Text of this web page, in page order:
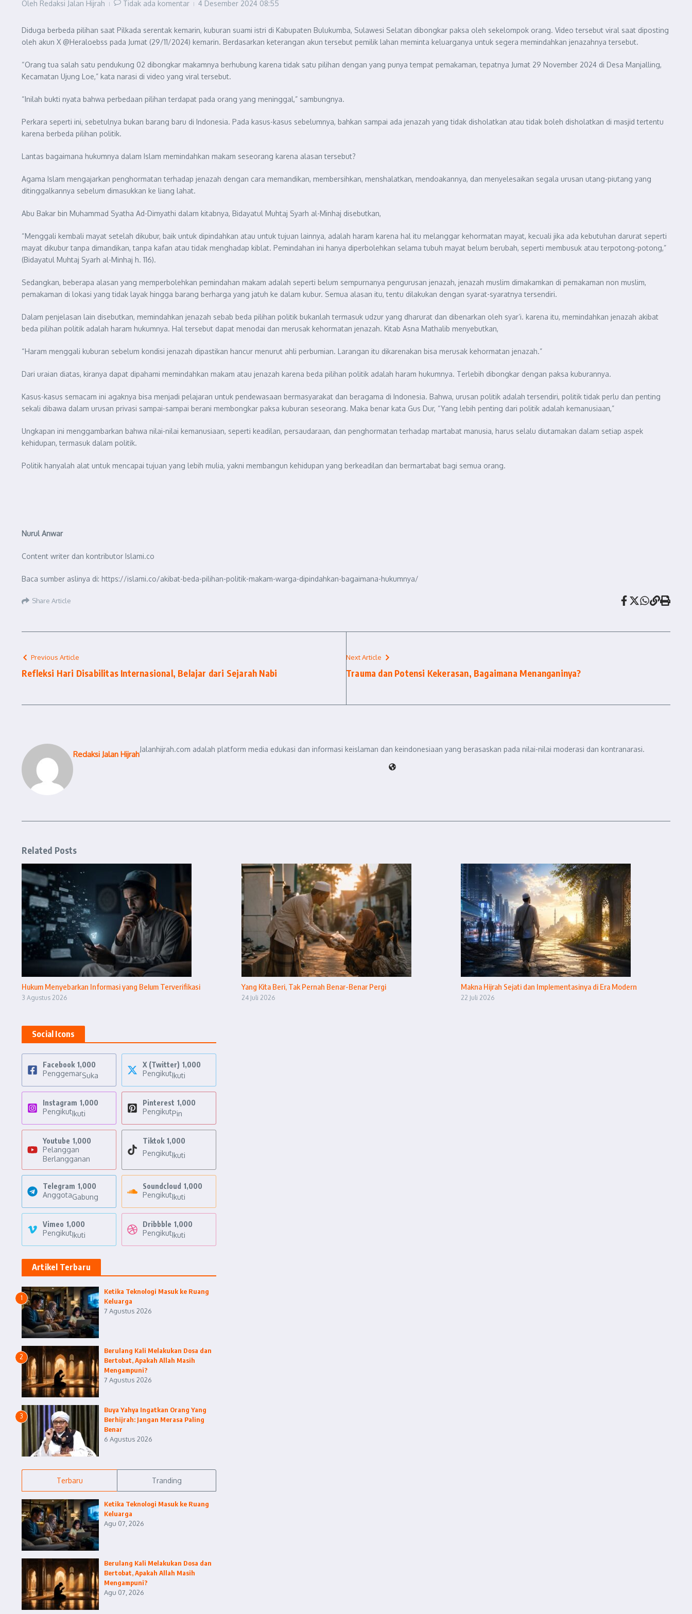
Oleh Redaksi Jalan Hijrah Tidak ada komentar 4 Desember 2024 08:55
Diduga berbeda pilihan saat Pilkada serentak kemarin, kuburan suami istri di Kabupaten Bulukumba, Sulawesi Selatan dibongkar paksa oleh sekelompok orang. Video tersebut viral saat diposting
oleh akun X @Heraloebss pada Jumat (29/11/2024) kemarin. Berdasarkan keterangan akun tersebut pemilik lahan meminta keluarganya untuk segera memindahkan jenazahnya tersebut.
“Orang tua salah satu pendukung 02 dibongkar makamnya berhubung karena tidak satu pilihan dengan yang punya tempat pemakaman, tepatnya Jumat 29 November 2024 di Desa Manjalling,
Kecamatan Ujung Loe,” kata narasi di video yang viral tersebut.
“Inilah bukti nyata bahwa perbedaan pilihan terdapat pada orang yang meninggal,” sambungnya.
Perkara seperti ini, sebetulnya bukan barang baru di Indonesia. Pada kasus-kasus sebelumnya, bahkan sampai ada jenazah yang tidak disholatkan atau tidak boleh disholatkan di masjid tertentu
karena berbeda pilihan politik.
Lantas bagaimana hukumnya dalam Islam memindahkan makam seseorang karena alasan tersebut?
Agama Islam mengajarkan penghormatan terhadap jenazah dengan cara memandikan, membersihkan, menshalatkan, mendoakannya, dan menyelesaikan segala urusan utang-piutang yang
ditinggalkannya sebelum dimasukkan ke liang lahat.
Abu Bakar bin Muhammad Syatha Ad-Dimyathi dalam kitabnya, Bidayatul Muhtaj Syarh al-Minhaj disebutkan,
“Menggali kembali mayat setelah dikubur, baik untuk dipindahkan atau untuk tujuan lainnya, adalah haram karena hal itu melanggar kehormatan mayat, kecuali jika ada kebutuhan darurat seperti
mayat dikubur tanpa dimandikan, tanpa kafan atau tidak menghadap kiblat. Pemindahan ini hanya diperbolehkan selama tubuh mayat belum berubah, seperti membusuk atau terpotong-potong,”
(Bidayatul Muhtaj Syarh al-Minhaj h. 116).
Sedangkan, beberapa alasan yang memperbolehkan pemindahan makam adalah seperti belum sempurnanya pengurusan jenazah, jenazah muslim dimakamkan di pemakaman non muslim,
pemakaman di lokasi yang tidak layak hingga barang berharga yang jatuh ke dalam kubur. Semua alasan itu, tentu dilakukan dengan syarat-syaratnya tersendiri.
Dalam penjelasan lain disebutkan, memindahkan jenazah sebab beda pilihan politik bukanlah termasuk udzur yang dharurat dan dibenarkan oleh syar’i. karena itu, memindahkan jenazah akibat
beda pilihan politik adalah haram hukumnya. Hal tersebut dapat menodai dan merusak kehormatan jenazah. Kitab Asna Mathalib menyebutkan,
“Haram menggali kuburan sebelum kondisi jenazah dipastikan hancur menurut ahli perbumian. Larangan itu dikarenakan bisa merusak kehormatan jenazah.”
Dari uraian diatas, kiranya dapat dipahami memindahkan makam atau jenazah karena beda pilihan politik adalah haram hukumnya. Terlebih dibongkar dengan paksa kuburannya.
Kasus-kasus semacam ini agaknya bisa menjadi pelajaran untuk pendewasaan bermasyarakat dan beragama di Indonesia. Bahwa, urusan politik adalah tersendiri, politik tidak perlu dan penting
sekali dibawa dalam urusan privasi sampai-sampai berani membongkar paksa kuburan seseorang. Maka benar kata Gus Dur, “Yang lebih penting dari politik adalah kemanusiaan,”
Ungkapan ini menggambarkan bahwa nilai-nilai kemanusiaan, seperti keadilan, persaudaraan, dan penghormatan terhadap martabat manusia, harus selalu diutamakan dalam setiap aspek
kehidupan, termasuk dalam politik.
Politik hanyalah alat untuk mencapai tujuan yang lebih mulia, yakni membangun kehidupan yang berkeadilan dan bermartabat bagi semua orang.
Nurul Anwar
Content writer dan kontributor Islami.co
Baca sumber aslinya di: https://islami.co/akibat-beda-pilihan-politik-makam-warga-dipindahkan-bagaimana-hukumnya/
Share Article
Previous Article
Refleksi Hari Disabilitas Internasional, Belajar dari Sejarah Nabi
Next Article
Trauma dan Potensi Kekerasan, Bagaimana Menanganinya?
Redaksi Jalan Hijrah
Jalanhijrah.com adalah platform media edukasi dan informasi keislaman dan keindonesiaan yang berasaskan pada nilai-nilai moderasi dan kontranarasi.
Related Posts
Hukum Menyebarkan Informasi yang Belum Terverifikasi
3 Agustus 2026
Yang Kita Beri, Tak Pernah Benar-Benar Pergi
24 Juli 2026
Makna Hijrah Sejati dan Implementasinya di Era Modern
22 Juli 2026
Social Icons
Facebook 1,000
PenggemarSuka
X (Twitter) 1,000
PengikutIkuti
Instagram 1,000
PengikutIkuti
Pinterest 1,000
PengikutPin
Youtube 1,000
Pelanggan
Berlangganan
Tiktok 1,000
PengikutIkuti
Telegram 1,000
AnggotaGabung
Soundcloud 1,000
PengikutIkuti
Vimeo 1,000
PengikutIkuti
Dribbble 1,000
PengikutIkuti
Artikel Terbaru
1
Ketika Teknologi Masuk ke Ruang
Keluarga
7 Agustus 2026
2
Berulang Kali Melakukan Dosa dan
Bertobat, Apakah Allah Masih
Mengampuni?
7 Agustus 2026
3
Buya Yahya Ingatkan Orang Yang
Berhijrah: Jangan Merasa Paling
Benar
6 Agustus 2026
Terbaru Tranding
Ketika Teknologi Masuk ke Ruang
Keluarga
Agu 07, 2026
Berulang Kali Melakukan Dosa dan
Bertobat, Apakah Allah Masih
Mengampuni?
Agu 07, 2026